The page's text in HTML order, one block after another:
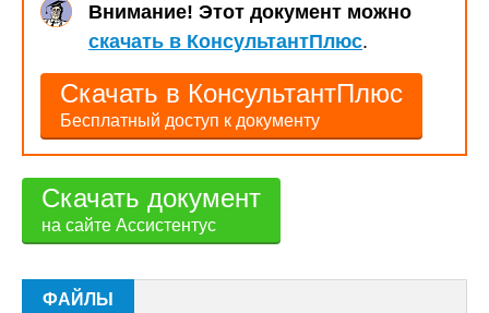
Внимание! Этот документ можно
скачать в КонсультантПлюс.
Скачать в КонсультантПлюс
Бесплатный доступ к документу
Скачать документ
на сайте Ассистентус
ФАЙЛЫ